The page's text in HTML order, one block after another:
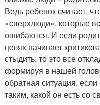
Ведь ребенок считает,
«сверхлюди», которые
ошибаются. И если
целях начинает
стыдить, то это все
формируя в нашей
обратная ситуация,
таким, какой он есть со